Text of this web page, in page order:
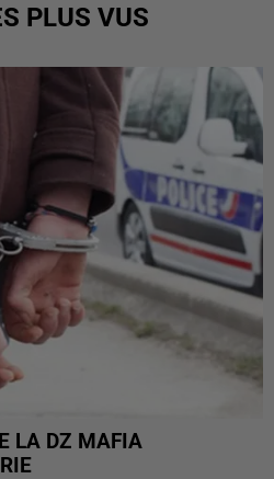
PLUS VUS
LA DZ MAFIA